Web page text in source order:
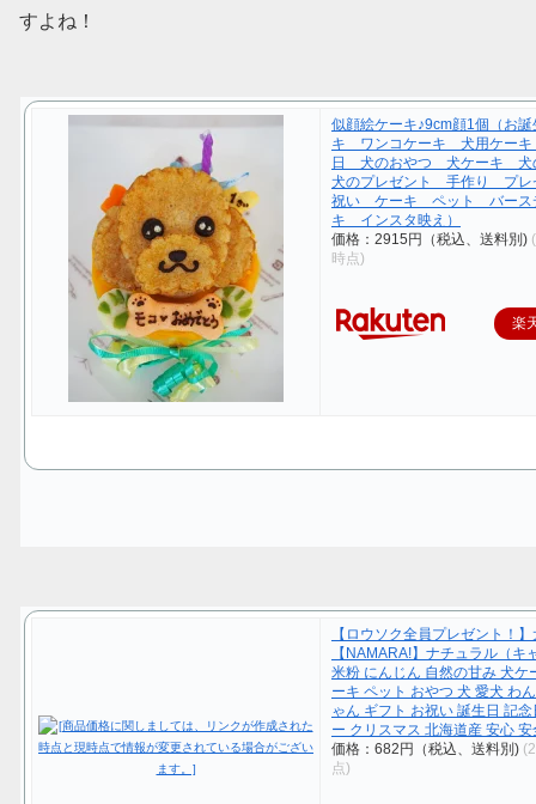
すよね！
似顔絵ケーキ♪9cm顔1個（お
キ ワンコケーキ 犬用ケー
日 犬のおやつ 犬ケーキ
犬のプレゼント 手作り プ
祝い ケーキ ペット バース
キ インスタ映え）
価格：2915円（税込、送料別)
時点)
楽
【ロウソク全員プレゼント！
【NAMARA!】ナチュラル（キ
米粉 にんじん 自然の甘み 犬ケ
ーキ ペット おやつ 犬 愛犬 わ
ゃん ギフト お祝い 誕生日 記
ー クリスマス 北海道産 安心
価格：682円（税込、送料別)
点)